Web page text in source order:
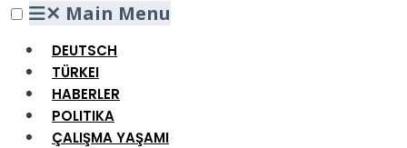
✕ Main Menu
DEUTSCH
TÜRKEI
HABERLER
POLITIKA
ÇALIŞMA YAŞAMI